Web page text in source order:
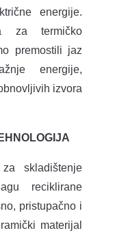
energije.
za termičko
premostili jaz
energije,
izvora
skladištenje
reciklirane
pristupačno i
materijal